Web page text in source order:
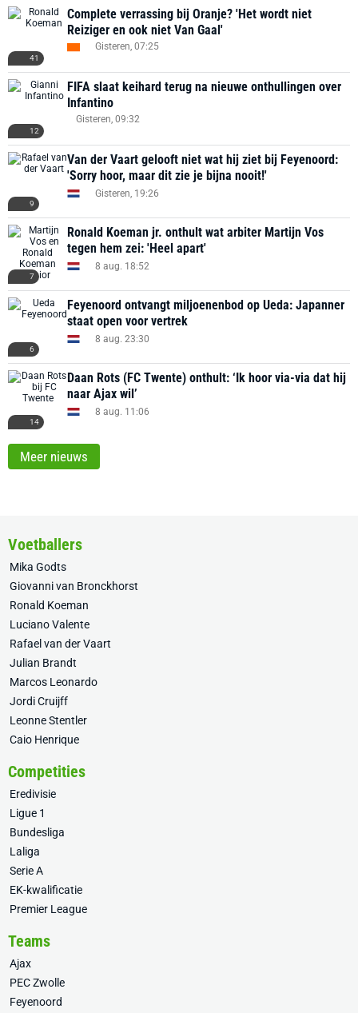
41
Complete verrassing bij Oranje? 'Het wordt niet
Reiziger en ook niet Van Gaal'
Gisteren, 07:25
12
FIFA slaat keihard terug na nieuwe onthullingen over
Infantino
Gisteren, 09:32
9
Van der Vaart gelooft niet wat hij ziet bij Feyenoord:
'Sorry hoor, maar dit zie je bijna nooit!'
Gisteren, 19:26
7
Ronald Koeman jr. onthult wat arbiter Martijn Vos
tegen hem zei: 'Heel apart'
8 aug. 18:52
6
Feyenoord ontvangt miljoenenbod op Ueda: Japanner
staat open voor vertrek
8 aug. 23:30
14
Daan Rots (FC Twente) onthult: ‘Ik hoor via-via dat hij
naar Ajax wil’
8 aug. 11:06
Meer nieuws
Voetballers
Mika Godts
Giovanni van Bronckhorst
Ronald Koeman
Luciano Valente
Rafael van der Vaart
Julian Brandt
Marcos Leonardo
Jordi Cruijff
Leonne Stentler
Caio Henrique
Competities
Eredivisie
Ligue 1
Bundesliga
Laliga
Serie A
EK-kwalificatie
Premier League
Teams
Ajax
PEC Zwolle
Feyenoord